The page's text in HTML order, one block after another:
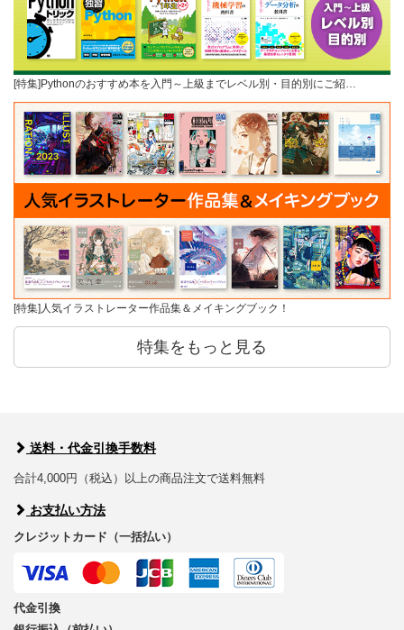
[特集]Pythonのおすすめ本を入門～上級までレベル別・目的別にご紹…
[特集]人気イラストレーター作品集＆メイキングブック！
特集をもっと見る
送料・代金引換手数料
合計4,000円（税込）以上の商品注文で送料無料
お支払い方法
クレジットカード（一括払い）
代金引換